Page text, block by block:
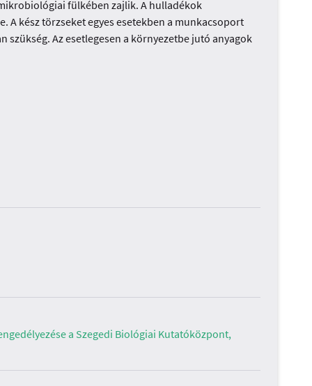
fülkében zajlik. A hulladékok
kész törzseket egyes esetekben a munkacsoport
Az esetlegesen a környezetbe jutó anyagok
a Szegedi Biológiai Kutatóközpont,